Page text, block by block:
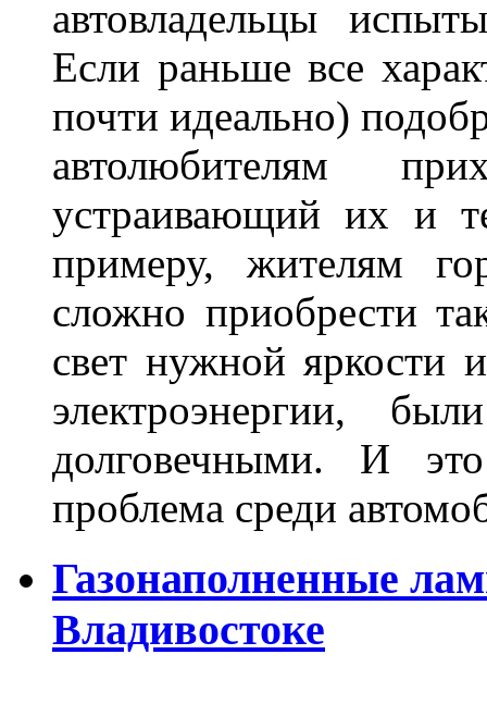
автовладельцы
Если раньше все
почти идеально)
автолюбителям
устраивающий их и
примеру, жителям
сложно приобрести
свет нужной яркости
электроэнергии,
долговечными. И
проблема среди
Газонаполненные
Владивостоке